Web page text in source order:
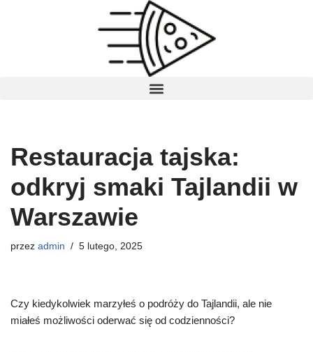
Restauracja tajska:
odkryj smaki Tajlandii w
Warszawie
przez admin 5 lutego, 2025
Czy kiedykolwiek marzyłeś o podróży do Tajlandii, ale nie
miałeś możliwości oderwać się od codzienności?